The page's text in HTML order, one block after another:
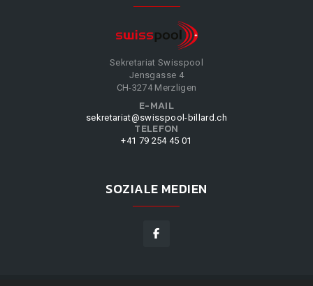
Sekretariat Swisspool
Jensgasse 4
CH-3274 Merzligen
E-MAIL
sekretariat@swisspool-billard.ch
TELEFON
+41 79 254 45 01
SOZIALE MEDIEN